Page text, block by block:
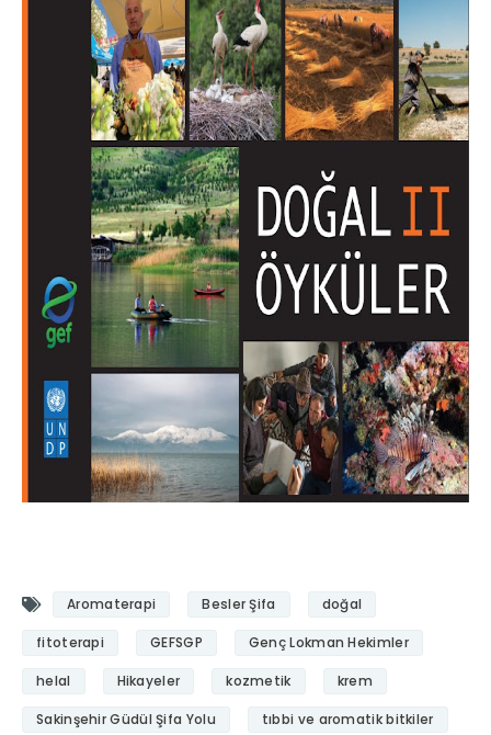
Aromaterapi Besler Şifa doğal
fitoterapi GEFSGP Genç Lokman Hekimler
helal Hikayeler kozmetik krem
Sakinşehir Güdül Şifa Yolu tıbbi ve aromatik bitkiler